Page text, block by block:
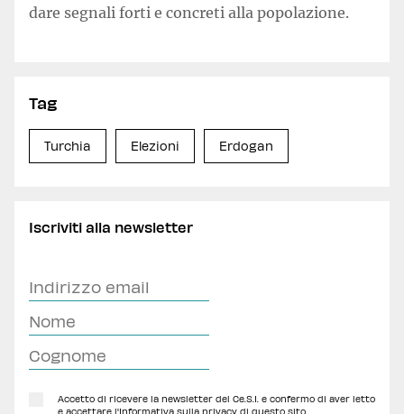
dare segnali forti e concreti alla popolazione.
Tag
Turchia Elezioni Erdogan
Iscriviti alla newsletter
Accetto di ricevere la newsletter del Ce.S.I. e confermo di aver letto
e accettare l'Informativa sulla privacy di questo sito.